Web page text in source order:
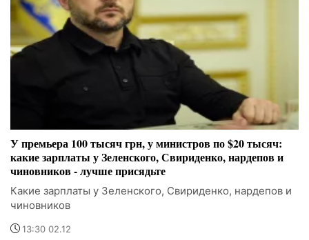
У премьера 100 тысяч грн, у министров по $20 тысяч:
какие зарплаты у Зеленского, Свириденко, нардепов и
чиновников - лучше присядьте
Какие зарплаты у Зеленского, Свириденко, нардепов и
чиновников
13:30 02.12